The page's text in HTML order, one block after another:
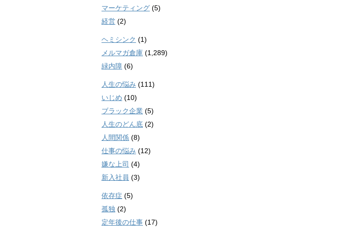
マーケティング (5)
経営 (2)
ヘミシンク (1)
メルマガ倉庫 (1,289)
緑内障 (6)
人生の悩み (111)
いじめ (10)
ブラック企業 (5)
人生のどん底 (2)
人間関係 (8)
仕事の悩み (12)
嫌な上司 (4)
新入社員 (3)
依存症 (5)
孤独 (2)
定年後の仕事 (17)